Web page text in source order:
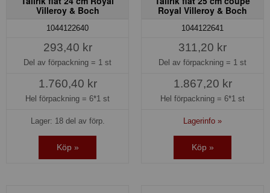
Villeroy & Boch
1044122640
293,40 kr
Del av förpackning = 1 st
1.760,40 kr
Hel förpackning = 6*1 st
Lager: 18 del av förp.
Köp »
Royal Villeroy & Boch
1044122641
311,20 kr
Del av förpackning = 1 st
1.867,20 kr
Hel förpackning = 6*1 st
Lagerinfo »
Köp »